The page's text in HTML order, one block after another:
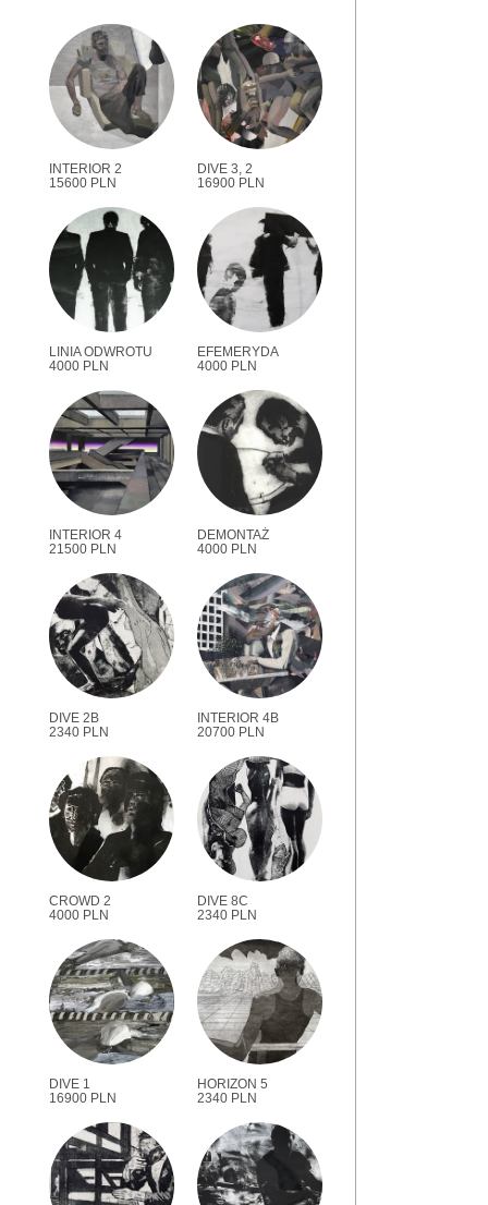
INTERIOR 2
15600 PLN
DIVE 3, 2
16900 PLN
LINIA ODWROTU
4000 PLN
EFEMERYDA
4000 PLN
INTERIOR 4
21500 PLN
DEMONTAŻ
4000 PLN
DIVE 2B
2340 PLN
INTERIOR 4B
20700 PLN
CROWD 2
4000 PLN
DIVE 8C
2340 PLN
DIVE 1
16900 PLN
HORIZON 5
2340 PLN